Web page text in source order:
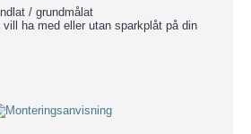
/ grundmålat
ha med eller utan sparkplåt på din